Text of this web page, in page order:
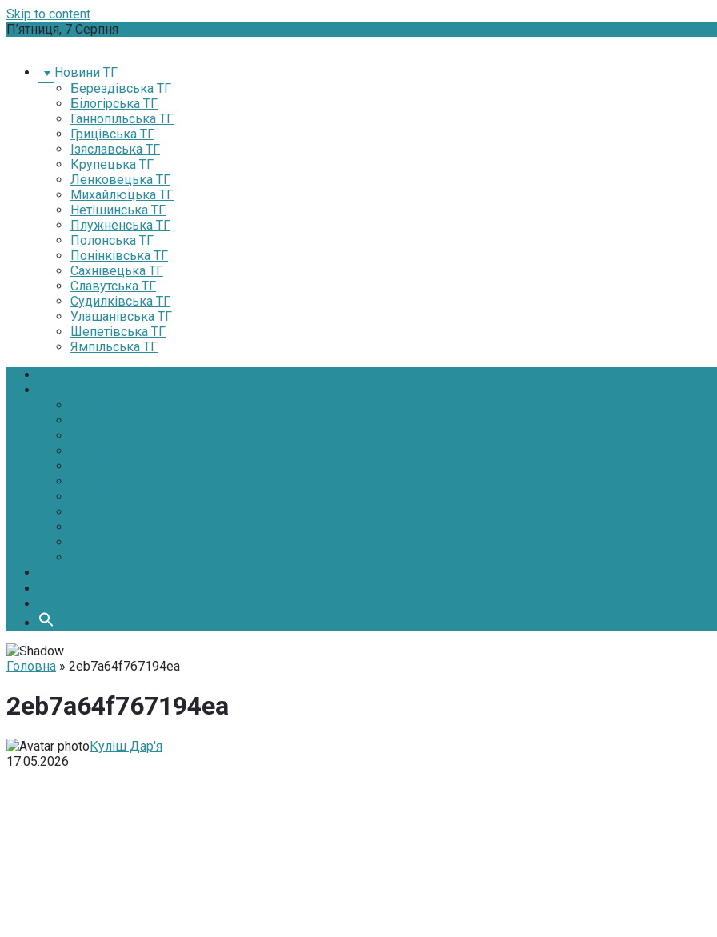
Skip to content
П’ятниця, 7 Серпня
Новини ТГ
Берездівська ТГ
Білогірська ТГ
Ганнопільська ТГ
Грицівська ТГ
Ізяславська ТГ
Крупецька ТГ
Ленковецька ТГ
Михайлюцька ТГ
Нетішинська ТГ
Плужненська ТГ
Полонська ТГ
Понінківська ТГ
Сахнівецька ТГ
Славутська ТГ
Судилківська ТГ
Улашанівська ТГ
Шепетівська ТГ
Ямпільська ТГ
Головна » 2eb7a64f767194ea
2eb7a64f767194ea
Куліш Дар'я
17.05.2026